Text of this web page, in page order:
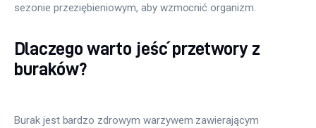
sezonie przeziębieniowym, aby wzmocnić organizm.
Dlaczego warto jeść przetwory z
buraków?
Burak jest bardzo zdrowym warzywem zawierającym